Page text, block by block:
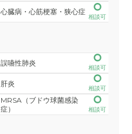
心臓病・心筋梗塞・狭心症
相談可
誤嚥性肺炎
相談可
肝炎
相談可
MRSA（ブドウ球菌感染
症）
相談可